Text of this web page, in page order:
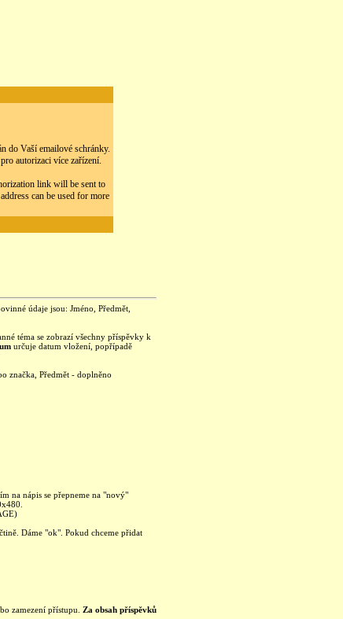
do Vaší emailové schránky.
autorizaci více zařízení.
link will be sent to
can be used for more
údaje jsou: Jméno, Předmět,
téma se zobrazí všechny příspěvky k
určuje datum vložení, popřípadě
značka, Předmět - doplněno
na nápis se přepneme na "nový"
Dáme "ok". Pokud chceme přidat
zamezení přístupu. Za obsah příspěvků